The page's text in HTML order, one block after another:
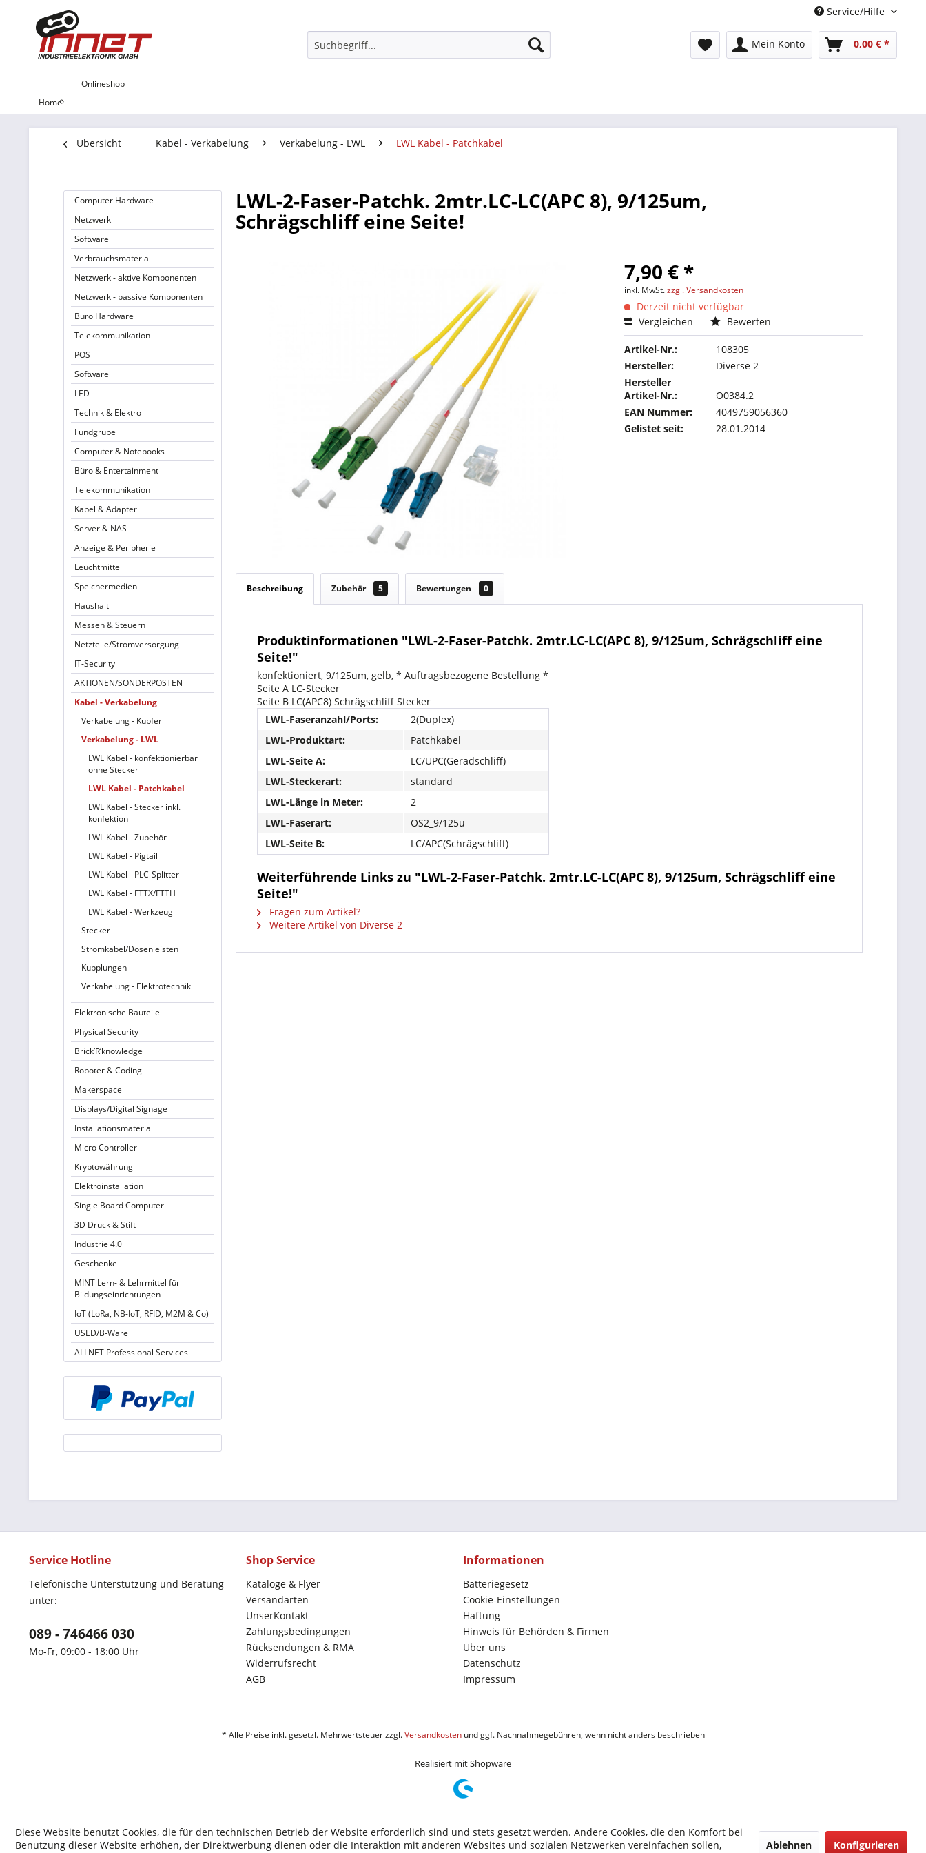
Service/Hilfe
Mein Konto 0,00 € *
Home
Onlineshop
Übersicht Kabel - Verkabelung Verkabelung - LWL LWL Kabel - Patchkabel
Computer Hardware
Netzwerk
Software
Verbrauchsmaterial
Netzwerk - aktive Komponenten
Netzwerk - passive Komponenten
Büro Hardware
Telekommunikation
POS
Software
LED
Technik & Elektro
Fundgrube
Computer & Notebooks
Büro & Entertainment
Telekommunikation
Kabel & Adapter
Server & NAS
Anzeige & Peripherie
Leuchtmittel
Speichermedien
Haushalt
Messen & Steuern
Netzteile/Stromversorgung
IT-Security
AKTIONEN/SONDERPOSTEN
Kabel - Verkabelung
Verkabelung - Kupfer
Verkabelung - LWL
LWL Kabel - konfektionierbar
ohne Stecker
LWL Kabel - Patchkabel
LWL Kabel - Stecker inkl.
konfektion
LWL Kabel - Zubehör
LWL Kabel - Pigtail
LWL Kabel - PLC-Splitter
LWL Kabel - FTTX/FTTH
LWL Kabel - Werkzeug
Stecker
Stromkabel/Dosenleisten
Kupplungen
Verkabelung - Elektrotechnik
Elektronische Bauteile
Physical Security
Brick’R’knowledge
Roboter & Coding
Makerspace
Displays/Digital Signage
Installationsmaterial
Micro Controller
Kryptowährung
Elektroinstallation
Single Board Computer
3D Druck & Stift
Industrie 4.0
Geschenke
MINT Lern- & Lehrmittel für
Bildungseinrichtungen
IoT (LoRa, NB-IoT, RFID, M2M & Co)
USED/B-Ware
ALLNET Professional Services
LWL-2-Faser-Patchk. 2mtr.LC-LC(APC 8), 9/125um,
Schrägschliff eine Seite!
7,90 € *
inkl. MwSt.zzgl. Versandkosten
Derzeit nicht verfügbar
Vergleichen
Bewerten
Artikel-Nr.:
108305
Hersteller:
Diverse 2
Hersteller
Artikel-Nr.:
O0384.2
EAN Nummer:
4049759056360
Gelistet seit:
28.01.2014
Beschreibung Zubehör 5 Bewertungen 0
Produktinformationen "LWL-2-Faser-Patchk. 2mtr.LC-LC(APC 8), 9/125um, Schrägschliff eine
Seite!"
konfektioniert, 9/125um, gelb, * Auftragsbezogene Bestellung *
Seite A LC-Stecker
Seite B LC(APC8) Schrägschliff Stecker
LWL-Faseranzahl/Ports:
2(Duplex)
LWL-Produktart:
Patchkabel
LWL-Seite A:
LC/UPC(Geradschliff)
LWL-Steckerart:
standard
LWL-Länge in Meter:
2
LWL-Faserart:
OS2_9/125u
LWL-Seite B:
LC/APC(Schrägschliff)
Weiterführende Links zu "LWL-2-Faser-Patchk. 2mtr.LC-LC(APC 8), 9/125um, Schrägschliff eine
Seite!"
Fragen zum Artikel?
Weitere Artikel von Diverse 2
Service Hotline
Telefonische Unterstützung und Beratung
unter:
089 - 746466 030
Mo-Fr, 09:00 - 18:00 Uhr
Shop Service
Kataloge & Flyer
Versandarten
UnserKontakt
Zahlungsbedingungen
Rücksendungen & RMA
Widerrufsrecht
AGB
Informationen
Batteriegesetz
Cookie-Einstellungen
Haftung
Hinweis für Behörden & Firmen
Über uns
Datenschutz
Impressum
* Alle Preise inkl. gesetzl. Mehrwertsteuer zzgl.Versandkostenund ggf. Nachnahmegebühren, wenn nicht anders beschrieben
Realisiert mit Shopware
Diese Website benutzt Cookies, die für den technischen Betrieb der Website erforderlich sind und stets gesetzt werden. Andere Cookies, die den Komfort bei
Benutzung dieser Website erhöhen, der Direktwerbung dienen oder die Interaktion mit anderen Websites und sozialen Netzwerken vereinfachen sollen,
Ablehnen Konfigurieren